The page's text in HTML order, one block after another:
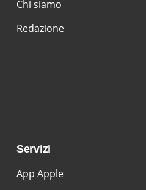
Chi siamo
Redazione
Servizi
App Apple